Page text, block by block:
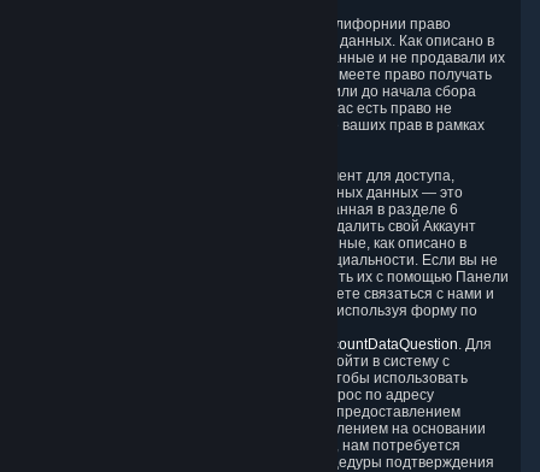
CCPA также дает жителям Калифорнии право
отказаться от продажи своих Персональных данных. Как описано в
разделе 5, мы не продаем Персональные данные и не продавали их
в течение последних 12 месяцев. Вы также имеете право получать
уведомления о наших практиках на момент или до начала сбора
ваших Персональных данных. И наконец, у вас есть право не
подвергаться дискриминации за исполнение ваших прав в рамках
Основной инструмент для доступа,
управления или удаления ваших Персональных данных — это
Панель защиты конфиденциальности, описанная в разделе 6
настоящей политики. Клиенты также могут удалить свой Аккаунт
Steam и связанные с ним Персональные данные, как описано в
разделе 6.3 настоящей Политики конфиденциальности. Если вы не
можете получить доступ к данным или удалить их с помощью Панели
защиты конфиденциальности, вы также можете связаться с нами и
отправить запрос на исполнение этих прав, используя форму по
https://help.steampowered.com/wizard/HelpAccountDataQuestion. Для
подтверждения личности вам потребуется войти в систему с
помощью учетных данных Аккаунта Steam, чтобы использовать
форму. Вы также можете отправить свой запрос по адресу
questions@valvesoftware.com. Однако перед предоставлением
доступа к Персональным данным или их удалением на основании
запроса, полученного по электронной почте, нам потребуется
подтвердить вашу личность с помощью процедуры подтверждения